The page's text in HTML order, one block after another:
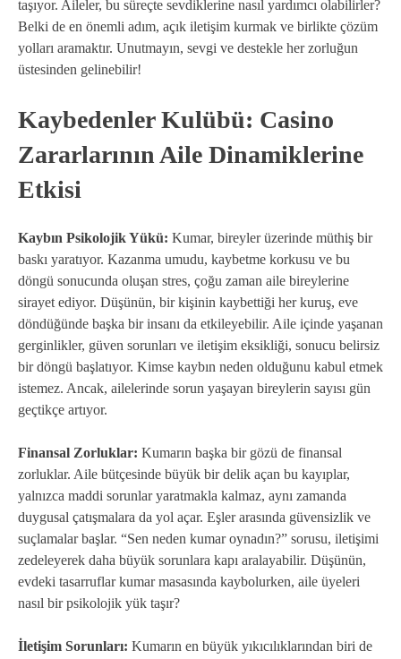
taşıyor. Aileler, bu süreçte sevdiklerine nasıl yardımcı olabilirler?
Belki de en önemli adım, açık iletişim kurmak ve birlikte çözüm
yolları aramaktır. Unutmayın, sevgi ve destekle her zorluğun
üstesinden gelinebilir!
Kaybedenler Kulübü: Casino
Zararlarının Aile Dinamiklerine
Etkisi
Kaybın Psikolojik Yükü: Kumar, bireyler üzerinde müthiş bir
baskı yaratıyor. Kazanma umudu, kaybetme korkusu ve bu
döngü sonucunda oluşan stres, çoğu zaman aile bireylerine
sirayet ediyor. Düşünün, bir kişinin kaybettiği her kuruş, eve
döndüğünde başka bir insanı da etkileyebilir. Aile içinde yaşanan
gerginlikler, güven sorunları ve iletişim eksikliği, sonucu belirsiz
bir döngü başlatıyor. Kimse kaybın neden olduğunu kabul etmek
istemez. Ancak, ailelerinde sorun yaşayan bireylerin sayısı gün
geçtikçe artıyor.
Finansal Zorluklar: Kumarın başka bir gözü de finansal
zorluklar. Aile bütçesinde büyük bir delik açan bu kayıplar,
yalnızca maddi sorunlar yaratmakla kalmaz, aynı zamanda
duygusal çatışmalara da yol açar. Eşler arasında güvensizlik ve
suçlamalar başlar. “Sen neden kumar oynadın?” sorusu, iletişimi
zedeleyerek daha büyük sorunlara kapı aralayabilir. Düşünün,
evdeki tasarruflar kumar masasında kaybolurken, aile üyeleri
nasıl bir psikolojik yük taşır?
İletişim Sorunları: Kumarın en büyük yıkıcılıklarından biri de